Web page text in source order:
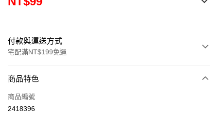
付款與運送方式
宅配滿NT$199免運
信用卡一次付款
LINE Pay
商品特色
商品編號
2418396